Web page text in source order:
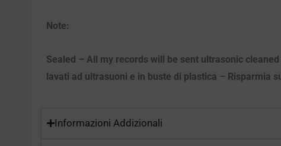
Note:
Sealed – All my records will be sent ultrasonic
lavati ad ultrasuoni e in buste di plastica – Risparmia
Informazioni Addizionali